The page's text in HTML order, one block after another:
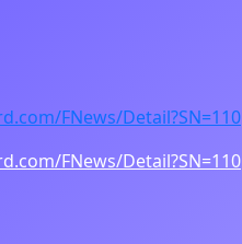
FNews/Detail?SN=110
FNews/Detail?SN=110